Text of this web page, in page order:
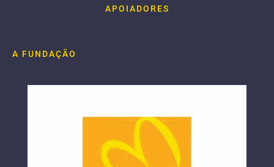
APOIADORES
A FUNDAÇÃO